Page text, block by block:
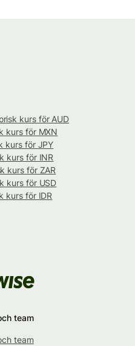
kurs för AUD
kurs för MXN
kurs för JPY
kurs för INR
kurs för ZAR
kurs för USD
kurs för IDR
team
team